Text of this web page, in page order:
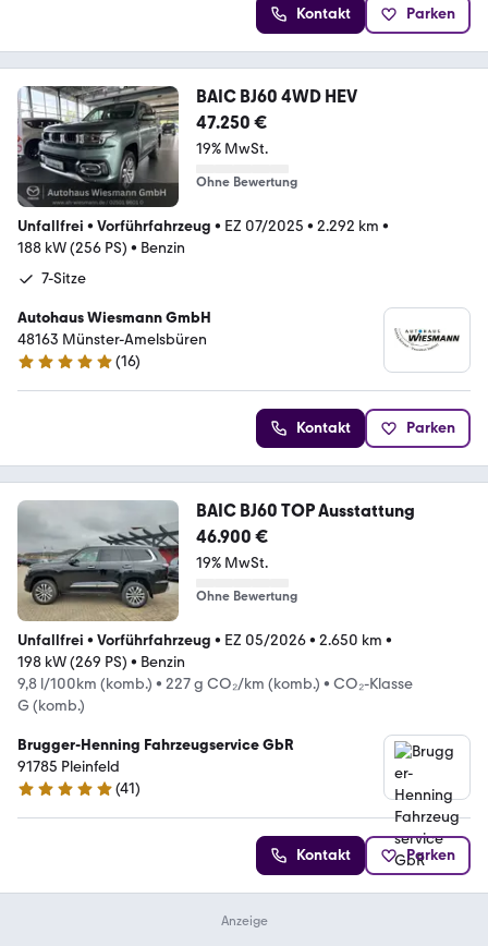
Kontakt Parken
BAIC BJ60 4WD HEV
47.250 €
19% MwSt.
Ohne Bewertung
Unfallfrei • Vorführfahrzeug • EZ 07/2025 • 2.292 km •
188 kW (256 PS) • Benzin
7-Sitze
Autohaus Wiesmann GmbH
48163 Münster-Amelsbüren
4.8 Sterne
(16)
Kontakt Parken
BAIC BJ60 TOP Ausstattung
46.900 €
19% MwSt.
Ohne Bewertung
Unfallfrei • Vorführfahrzeug • EZ 05/2026• 2.650 km •
198 kW (269 PS) • Benzin
9,8 l/100km (komb.) • 227 g CO₂/km (komb.) • CO₂-Klasse
G (komb.)
Brugger-Henning Fahrzeugservice GbR
91785 Pleinfeld
4.9 Sterne
(41)
Kontakt Parken